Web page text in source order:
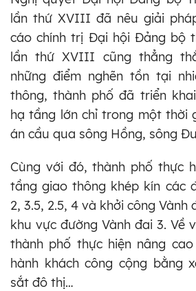
lần thứ XVIII đã nêu giải
cáo chính trị Đại hội Đảng bộ
lần thứ XVIII cũng thẳng
những điểm nghẽn tồn tại
thông, thành phố đã triển
hạ tầng lớn chỉ trong một thời
án cầu qua sông Hồng, sông
Cùng với đó, thành phố thực
tầng giao thông khép kín các
2, 3.5, 2.5, 4 và khởi công Vành
khu vực đường Vành đai 3. Về
thành phố thực hiện nâng
hành khách công cộng bằng
sắt đô thị…